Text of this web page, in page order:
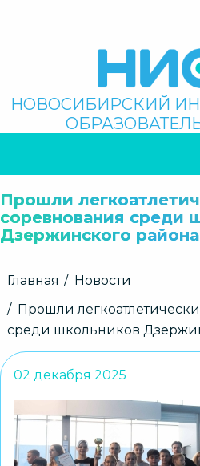
Поиск
НОВОСИБИРСКИЙ
НАВИГАЦИЯ
Прошли
соревнования среди
Дзержинского района
Строка
Главная
Новости
Прошли
среди школьников
02 декабря 2025